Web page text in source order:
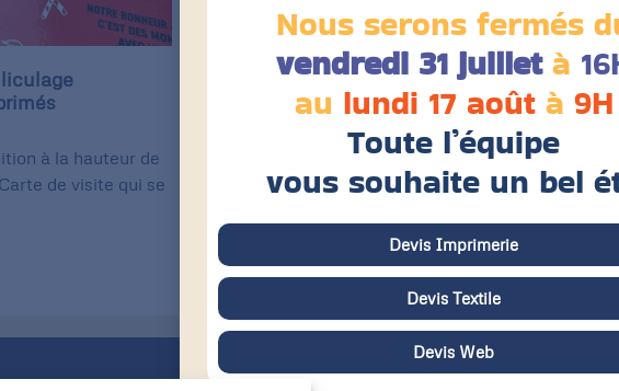
à la hauteur de
de visite qui se
Stanley/Stella débarque chez Print of
Marseille
Un textile éco-responsable, une qualité de
marquage au top. La célèbre Stanley/Stella
Lire la suite »
Nous serons fermés
vendredi 31 juilletà
au lundi 17 aoûtà 9H
Toute l’équipe
vous souhaite un bel
Devis Imprimerie
Devis Textile
Devis Web